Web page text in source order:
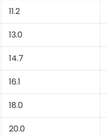
11.2
13.0
14.7
16.1
18.0
20.0